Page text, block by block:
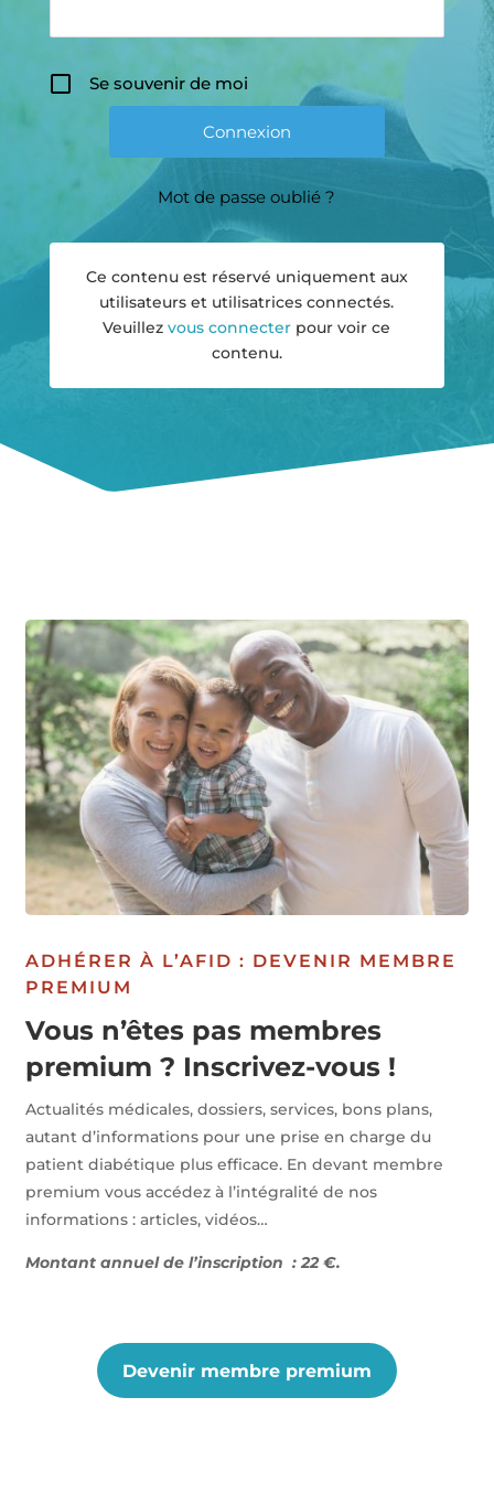
Se souvenir de moi
Mot de passe oublié ?
Ce contenu est réservé uniquement aux
utilisateurs et utilisatrices connectés.
Veuillezvous connecter pour voir ce
contenu.
ADHÉRER À L’AFID : DEVENIR MEMBRE
PREMIUM
Vous n’êtes pas membres
premium ? Inscrivez-vous !
Actualités médicales, dossiers, services, bons plans,
autant d’informations pour une prise en charge du
patient diabétique plus efficace. En devant membre
premium vous accédez à l’intégralité de nos
informations : articles, vidéos…
Montant annuel de l’inscription : 22 €.
Devenir membre premium